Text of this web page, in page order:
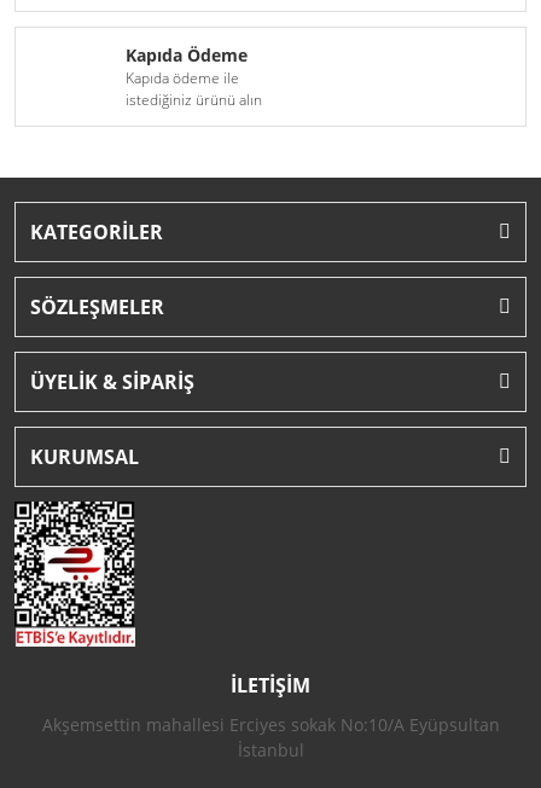
Kapıda Ödeme
Kapıda ödeme ile
istediğiniz ürünü alın
KATEGORİLER
SÖZLEŞMELER
ÜYELİK & SİPARİŞ
KURUMSAL
İLETİŞİM
Akşemsettin mahallesi Erciyes sokak No:10/A Eyüpsultan
İstanbul